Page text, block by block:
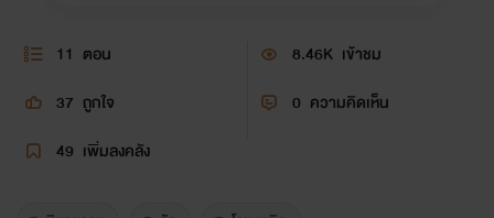
11 ตอน 8.46K เข้าชม
37 ถูกใจ 0 ความคิดเห็น
49 เพิ่มลงคลัง